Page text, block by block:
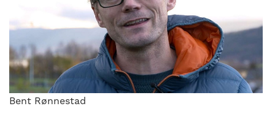
Bent Rønnestad